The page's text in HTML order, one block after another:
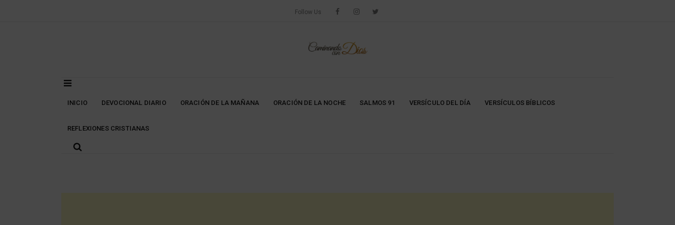
Follow Us
INICIO DEVOCIONAL DIARIO ORACIÓN DE LA MAÑANA ORACIÓN DE LA NOCHE SALMOS 91 VERSÍCULO DEL DÍA VERSÍCULOS BÍBLICOS
REFLEXIONES CRISTIANAS